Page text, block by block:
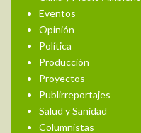
Eventos
Opinión
Política
Producción
Proyectos
Publirreportajes
Salud y Sanidad
Columnistas